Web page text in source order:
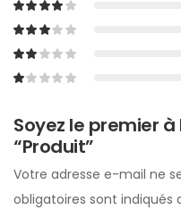
Soyez le premier
“Produit”
Votre adresse e-mail ne
obligatoires sont indiqués